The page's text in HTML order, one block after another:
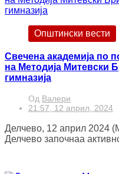
Општински вести
Свечена академија по
на Методија Митевски
гимназија
Од Валери
21:57, 12 април, 2024
Делчевo, 12 април 2024
Делчево започнаа